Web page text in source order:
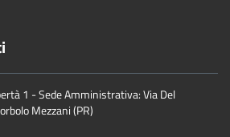
1 - Sede Amministrativa: Via Del
Mezzani (PR)